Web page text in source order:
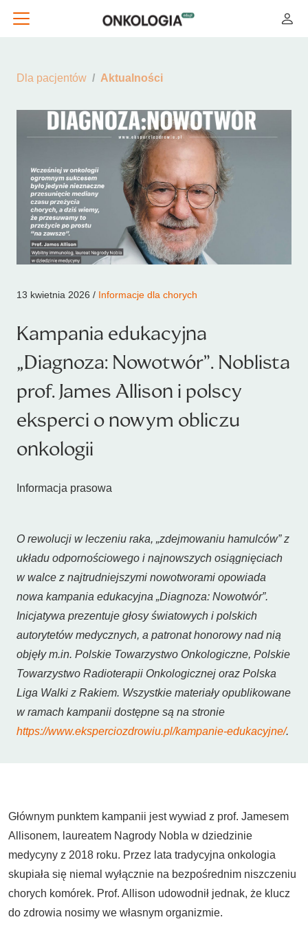
Dla pacjentów Aktualności
13 kwietnia 2026 / Informacje dla chorych
Kampania edukacyjna
„Diagnoza: Nowotwór”. Noblista
prof. James Allison i polscy
eksperci o nowym obliczu
onkologii
Informacja prasowa
O rewolucji w leczeniu raka, „zdejmowaniu hamulców” z
układu odpornościowego i najnowszych osiągnięciach
w walce z najtrudniejszymi nowotworami opowiada
nowa kampania edukacyjna „Diagnoza: Nowotwór”.
Inicjatywa prezentuje głosy światowych i polskich
autorytetów medycznych, a patronat honorowy nad nią
objęły m.in. Polskie Towarzystwo Onkologiczne, Polskie
Towarzystwo Radioterapii Onkologicznej oraz Polska
Liga Walki z Rakiem. Wszystkie materiały opublikowane
w ramach kampanii dostępne są na stronie
https://www.eksperciozdrowiu.pl/kampanie-edukacyjne/.
Głównym punktem kampanii jest wywiad z prof. Jamesem
Allisonem, laureatem Nagrody Nobla w dziedzinie
medycyny z 2018 roku. Przez lata tradycyjna onkologia
skupiała się niemal wyłącznie na bezpośrednim niszczeniu
chorych komórek. Prof. Allison udowodnił jednak, że klucz
do zdrowia nosimy we własnym organizmie.